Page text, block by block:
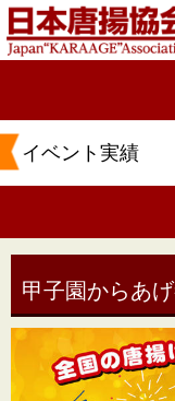
イベント実績
甲子園からあ